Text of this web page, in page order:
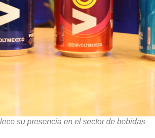
su presencia en el sector de bebidas